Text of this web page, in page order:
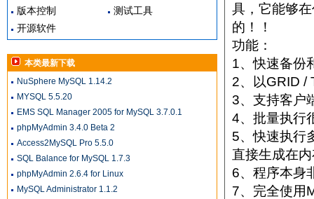
版本控制
测试工具
开源软件
本类最新下载
NuSphere MySQL 1.14.2
MYSQL 5.5.20
EMS SQL Manager 2005 for MySQL 3.7.0.1
phpMyAdmin 3.4.0 Beta 2
Access2MySQL Pro 5.5.0
SQL Balance for MySQL 1.7.3
phpMyAdmin 2.6.4 for Linux
MySQL Administrator 1.1.2
具，它能够
的！！
功能：
1、快速备份
2、以GRID /
3、支持客户
4、批量执行
5、快速执行
直接生成在
6、程序本身
7、完全使用